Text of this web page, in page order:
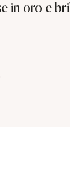
in oro e